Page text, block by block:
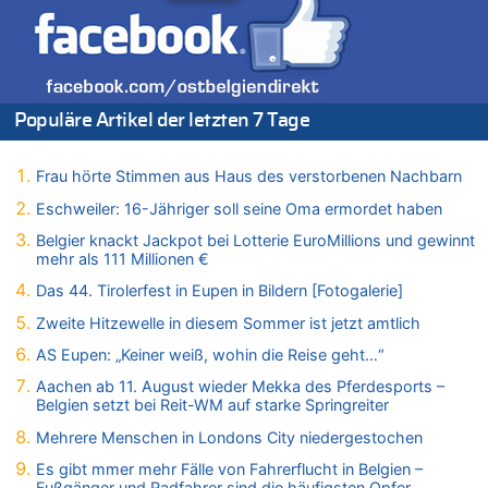
08.08.2026 - 21:46 von Frage zu
Leipzig, Mechernich und die Frage: Wer steckt hinter den
Drohnen mit Strengstoff? War es Russland?
08.08.2026 - 21:33 von Frage zu
Zwölf Jahre nach Aachener Bankraub: 70-Jähriger gefasst
Leipzig, Mechernich und die Frage: Wer steckt hinter den
Leipzig, Mechernich und die Frage: Wer steckt hinter den
Drohnen mit Strengstoff? War es Russland?
08.08.2026 - 20:49 von Marcel Scholzen Eimerscheid zu
Leipzig, Mechernich und die Frage: Wer steckt hinter den
Wasserstand des Rheins in NRW so niedrig wie noch nie
Leipzig, Mechernich und die Frage: Wer steckt hinter den
Drohnen mit Strengstoff? War es Russland?
Populäre Artikel der letzten 7 Tage
Frau hörte Stimmen aus Haus des verstorbenen Nachbarn
Eschweiler: 16-Jähriger soll seine Oma ermordet haben
Belgier knackt Jackpot bei Lotterie EuroMillions und gewinnt
mehr als 111 Millionen €
Das 44. Tirolerfest in Eupen in Bildern [Fotogalerie]
Zweite Hitzewelle in diesem Sommer ist jetzt amtlich
AS Eupen: „Keiner weiß, wohin die Reise geht…“
Aachen ab 11. August wieder Mekka des Pferdesports –
Belgien setzt bei Reit-WM auf starke Springreiter
Mehrere Menschen in Londons City niedergestochen
Es gibt mmer mehr Fälle von Fahrerflucht in Belgien –